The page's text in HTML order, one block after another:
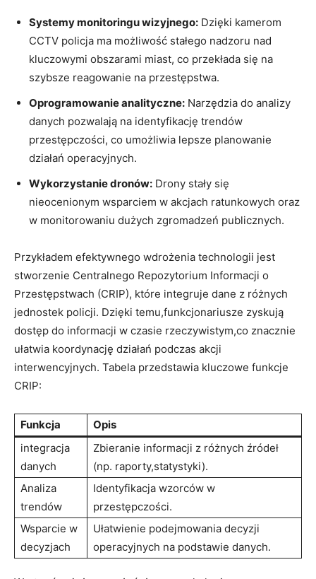
Systemy monitoringu ‍wizyjnego: Dzięki kamerom⁣
CCTV policja ⁣ma możliwość stałego nadzoru nad
kluczowymi⁤ obszarami miast, co przekłada się na
szybsze reagowanie na⁢ przestępstwa.
Oprogramowanie analityczne: Narzędzia do‍ analizy
danych ‌pozwalają na identyfikację trendów
‍przestępczości, co umożliwia lepsze planowanie
⁢działań operacyjnych.
Wykorzystanie dronów: Drony stały‍ się
nieocenionym⁣ wsparciem ⁤w akcjach ratunkowych​ oraz‌
w monitorowaniu dużych zgromadzeń publicznych.
Przykładem efektywnego wdrożenia ‍technologii ‌jest‌
stworzenie Centralnego Repozytorium Informacji o
Przestępstwach (CRIP), ⁤które integruje dane z różnych
jednostek policji. Dzięki temu,funkcjonariusze zyskują
dostęp do ‍informacji⁣ w ​czasie ‌rzeczywistym,co znacznie
ułatwia koordynację działań podczas akcji
interwencyjnych. Tabela przedstawia kluczowe ​funkcje
CRIP:
Funkcja
Opis
integracja
danych
Zbieranie informacji z​ różnych źródeł
(np. raporty,statystyki).
Analiza⁢
trendów
Identyfikacja wzorców w
przestępczości.
Wsparcie w
decyzjach
Ułatwienie podejmowania decyzji
operacyjnych ⁣na podstawie danych.